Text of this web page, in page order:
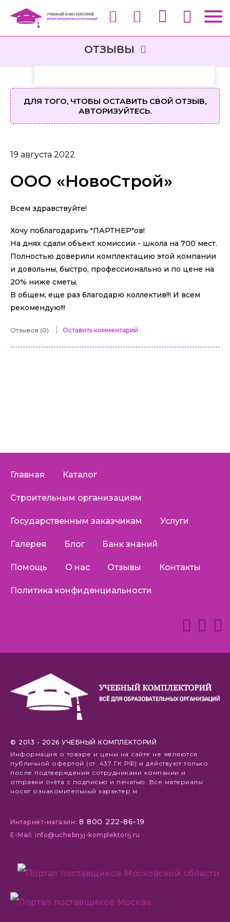
ОТЗЫВЫ
ДЛЯ ТОГО, ЧТОБЫ ОСТАВИТЬ СВОЙ ОТЗЫВ,
АВТОРИЗУЙТЕСЬ.
19 августа 2022
ООО «НовоСтрой»
Всем здравствуйте!
Хочу поблагодарить "ПАРТНЕР"ов!
На днях сдали объект комиссии - школа на 700 мест.
Полностью доверили комплектацию этой компании
и довольны, быстро, профессионально и по цене на
20% ниже сметы.
В общем, еще раз благодарю коллектив!!! И всем
рекомендую!!!
Отзывов (0) Оставить комментарий
Главная Каталог
Строительным организациям
Государственным заказчикам Услуги
Галерея Блог Банк знаний
Помощь О нас Отзывы Контакты
Политика конфиденциальности
© 2013 - 2026 УЧЕБНЫЙ КОМПЛЕКТОРИЙ
Информация о товаре и цены на сайте не являются
публичной офертой (ст. 437 ГК РФ) и действуют только
после подтверждения сотрудниками компании и
отправки счёта с подписью и печатью. Все материалы
носят ознакомительный характер.м
Интернет-магазин: 8 800 222-86-19
E-Mail: info@uchebnyj-komplektorij.ru